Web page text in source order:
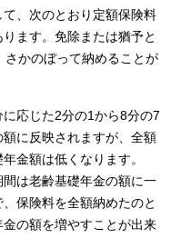
、次のとおり定額保険料
ます。免除または猶予と
さかのぼって納めることが
応じた2分の1から8分の7
に反映されますが、全額
金額は低くなります。
間は老齢基礎年金の額に一
保険料を全額納めたのと
の額を増やすことが出来